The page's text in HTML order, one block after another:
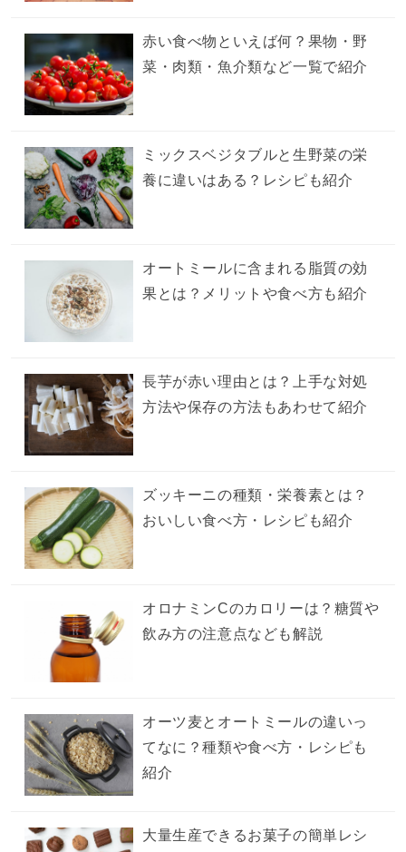
赤い食べ物といえば何？果物・野
菜・肉類・魚介類など一覧で紹介
ミックスベジタブルと生野菜の栄
養に違いはある？レシピも紹介
オートミールに含まれる脂質の効
果とは？メリットや食べ方も紹介
長芋が赤い理由とは？上手な対処
方法や保存の方法もあわせて紹介
ズッキーニの種類・栄養素とは？
おいしい食べ方・レシピも紹介
オロナミンCのカロリーは？糖質や
飲み方の注意点なども解説
オーツ麦とオートミールの違いっ
てなに？種類や食べ方・レシピも
紹介
大量生産できるお菓子の簡単レシ